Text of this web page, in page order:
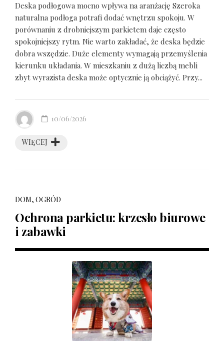
Deska podłogowa mocno wpływa na aranżację Szeroka
naturalna podłoga potrafi dodać wnętrzu spokoju. W
porównaniu z drobniejszym parkietem daje często
spokojniejszy rytm. Nie warto zakładać, że deska będzie
dobra wszędzie. Duże elementy wymagają przemyślenia
kierunku układania. W mieszkaniu z dużą liczbą mebli
zbyt wyrazista deska może optycznie ją obciążyć. Przy...
WIĘCEJ
10/06/2026
DOM, OGRÓD
Ochrona parkietu: krzesło biurowe
i zabawki